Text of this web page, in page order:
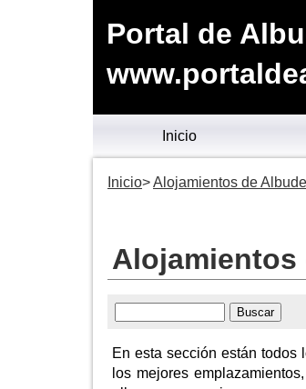
Portal de
Inicio
Inicio Alojamientos de
Alojamientos
En esta sección están todos
los mejores